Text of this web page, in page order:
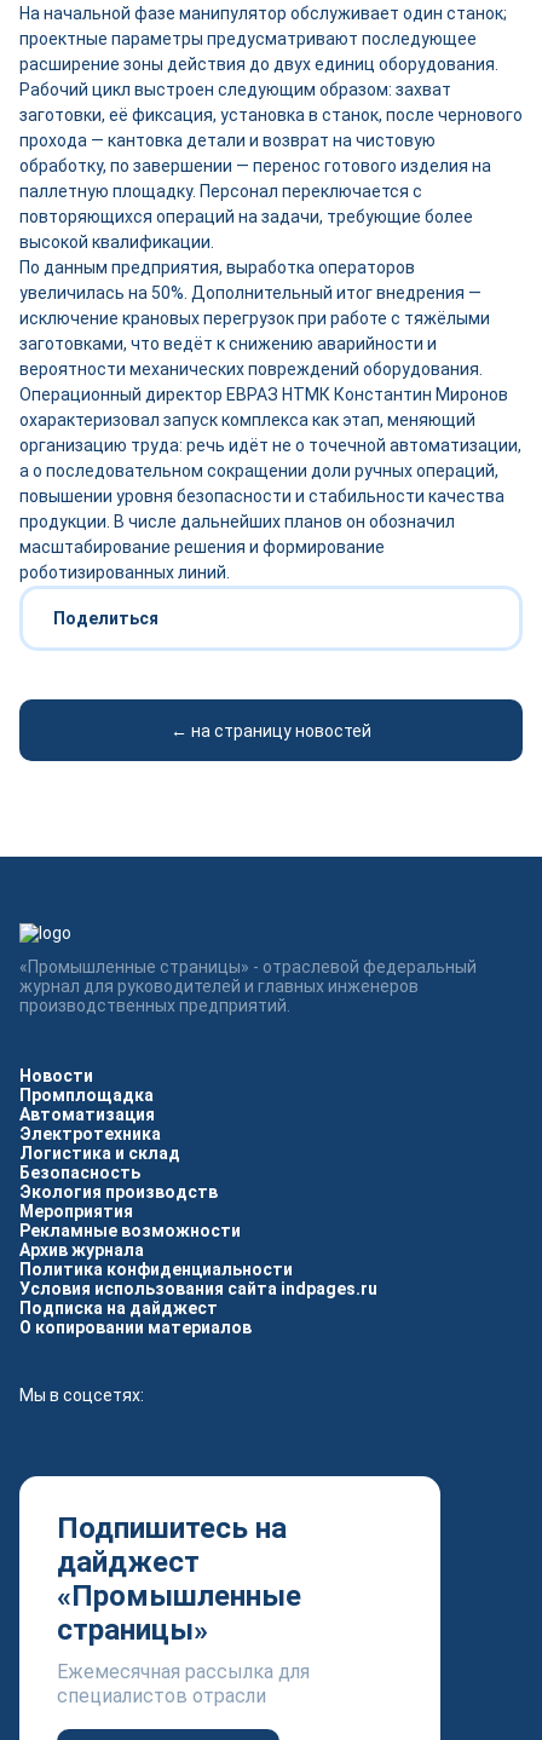
На начальной фазе манипулятор обслуживает один станок;
проектные параметры предусматривают последующее
расширение зоны действия до двух единиц оборудования.
Рабочий цикл выстроен следующим образом: захват
заготовки, её фиксация, установка в станок, после чернового
прохода — кантовка детали и возврат на чистовую
обработку, по завершении — перенос готового изделия на
паллетную площадку. Персонал переключается с
повторяющихся операций на задачи, требующие более
высокой квалификации.
По данным предприятия, выработка операторов
увеличилась на 50%. Дополнительный итог внедрения —
исключение крановых перегрузок при работе с тяжёлыми
заготовками, что ведёт к снижению аварийности и
вероятности механических повреждений оборудования.
Операционный директор ЕВРАЗ НТМК Константин Миронов
охарактеризовал запуск комплекса как этап, меняющий
организацию труда: речь идёт не о точечной автоматизации,
а о последовательном сокращении доли ручных операций,
повышении уровня безопасности и стабильности качества
продукции. В числе дальнейших планов он обозначил
масштабирование решения и формирование
роботизированных линий.
Поделиться
← на страницу новостей
Новости
Промплощадка
Автоматизация
Электротехника
Логистика и склад
Безопасность
Экология производств
Мероприятия
Рекламные возможности
Архив журнала
Политика конфиденциальности
Условия использования сайта indpages.ru
Подписка на дайджест
О копировании материалов
Мы в соцсетях:
Подпишитесь на
дайджест
«Промышленные
страницы»
Ежемесячная рассылка для
специалистов отрасли
«Промышленные страницы» - отраслевой федеральный
журнал для руководителей и главных инженеров
производственных предприятий.